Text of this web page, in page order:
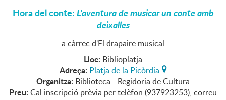
Hora del conte:L'aventura de musicar un conte amb
deixalles
a càrrec d'El drapaire musical
Lloc: Biblioplatja
Adreça: Platja de la Picòrdia
Organitza: Biblioteca - Regidoria de Cultura
Preu: Cal inscripció prèvia per telèfon (937923253), correu